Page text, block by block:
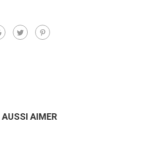
AUSSI AIMER